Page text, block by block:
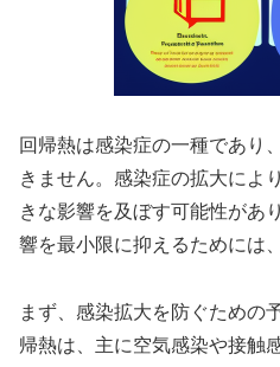
回帰熱は感染症の一種であり
きません。感染症の拡大によ
きな影響を及ぼす可能性があ
響を最小限に抑えるためには
まず、感染拡大を防ぐための
帰熱は、主に空気感染や接触